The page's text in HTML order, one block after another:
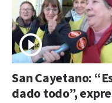
San Cayetano:
dado todo”,